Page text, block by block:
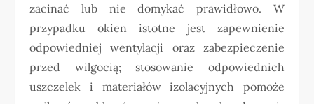
zacinać lub nie domykać prawidłowo. W
przypadku okien istotne jest zapewnienie
odpowiedniej wentylacji oraz zabezpieczenie
przed wilgocią; stosowanie odpowiednich
uszczelek i materiałów izolacyjnych pomoże